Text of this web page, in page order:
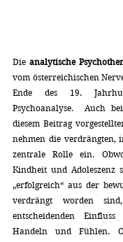
Die analytische
vom österreichischen
Ende des 19.
Psychoanalyse.  Auch
diesem Beitrag
nehmen die verdrängten,
zentrale Rolle ein.
Kindheit und Adoleszenz
„erfolgreich“ aus der
verdrängt worden
entscheidenden
Handeln und Fühlen.